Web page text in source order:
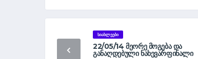
ᲡᲘᲐᲮᲚᲔᲔᲑᲘ
22/05/14 ᲛᲔᲝᲠᲔ ᲛᲝᲒᲔᲑᲐ ᲓᲐ
ᲒᲐᲜᲐᲦᲓᲔᲑᲣᲚᲘ ᲜᲐᲮᲔᲕᲐᲠᲤᲘᲜᲐᲚᲘ